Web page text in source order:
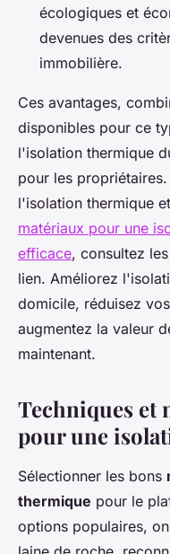
écologiques et
devenues des
immobilière.
Ces avantages,
disponibles pour ce
l'isolation thermique
pour les
l'isolation thermique
matériaux pour une
efficace, consultez
lien. Améliorez
domicile, réduisez
augmentez la valeur
maintenant.
Techniques et
pour une
Sélectionner les bons
thermique pour le
options populaires,